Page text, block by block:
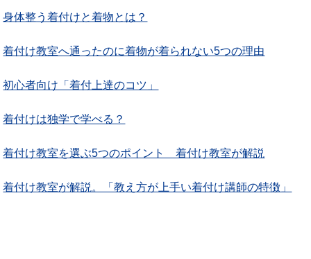
身体整う着付けと着物とは？
着付け教室へ通ったのに着物が着られない5つの理由
初心者向け「着付上達のコツ」
着付けは独学で学べる？
着付け教室を選ぶ5つのポイント 着付け教室が解説
着付け教室が解説。「教え方が上手い着付け講師の特徴」